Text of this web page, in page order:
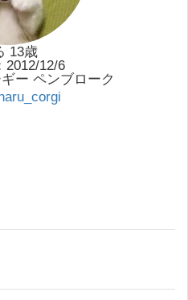
13歳
2012/12/6
ー ペンブローク